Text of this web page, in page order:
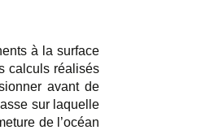
à la surface
calculs réalisés
avant de
sur laquelle
de l’océan